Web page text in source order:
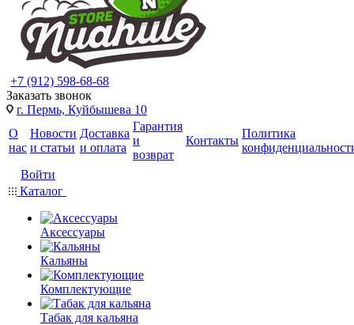
+7 (912) 598-68-68
Заказать звонок
г. Пермь, Куйбышева 10
О
нас
Новости
и статьи
Доставка
и оплата
Гарантия
и
возврат
Контакты
Политика
Войти
Каталог
Аксессуары
Кальяны
Комплектующие
Табак для кальяна